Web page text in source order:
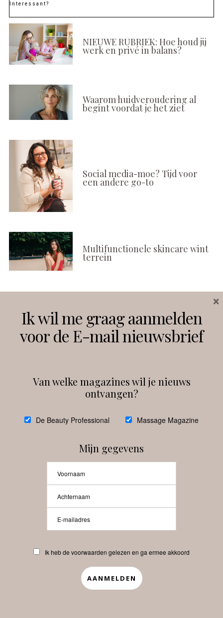
Interessant?
NIEUWE RUBRIEK: Hoe houd jij
werk en privé in balans?
Waarom huidveroudering al
begint voordat je het ziet
Social media-moe? Tijd voor
een andere go-to
Multifunctionele skincare wint
terrein
Instagram Facebook
debeautyprofessional
Beauty-Pro.nl
Abonneren Contact
APP
Ik wil me graag aanmelden
voor de E-mail nieuwsbrief
Van welke magazines wil je nieuws
ontvangen?
De Beauty Professional Massage Magazine
Mijn gegevens
Ik heb de voorwaarden gelezen en ga ermee akkoord
×